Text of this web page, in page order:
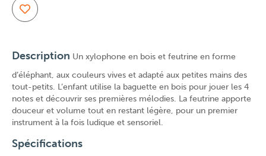
Description Un xylophone en bois et feutrine en forme
d’éléphant, aux couleurs vives et adapté aux petites mains des
tout-petits. L’enfant utilise la baguette en bois pour jouer les 4
notes et découvrir ses premières mélodies. La feutrine apporte
douceur et volume tout en restant légère, pour un premier
instrument à la fois ludique et sensoriel.
Spécifications